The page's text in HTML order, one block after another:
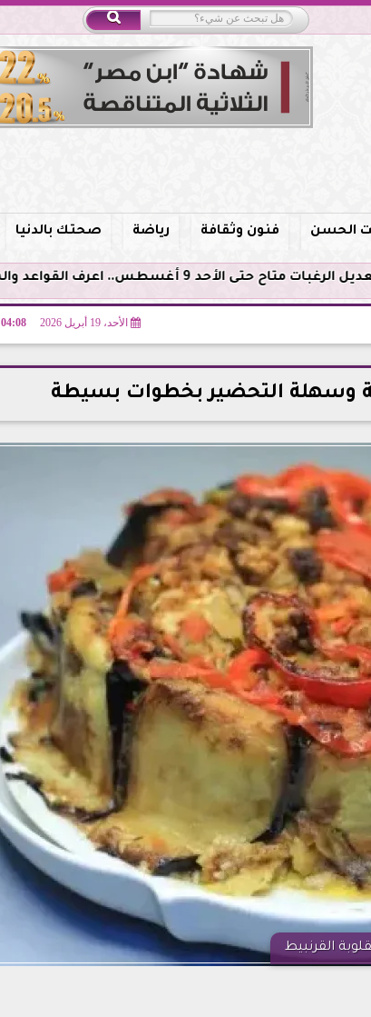
الحسن فنون وثقافة رياضة صحتك بالدنيا
الأحد، 19 أبريل 2026 04:08 مـ
وسهلة التحضير بخطوات بسيطة
القرنبيط